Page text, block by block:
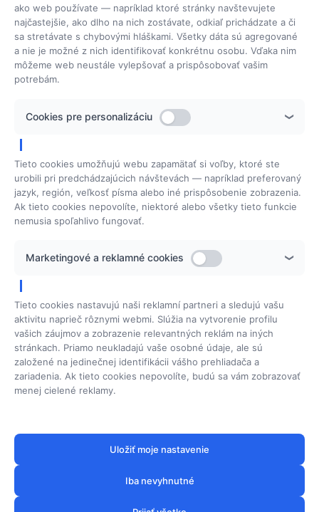
Referencie
Softvér
Servis
Cookies
Mgr. Jana Polanská
Sadová 29
IČO: 35 462 566
DIČ: 1043363123
​IČ DPH: SK1043363123
www.hydrafacial.sk
ako web používate — napríklad ktoré stránky navštevujete
najčastejšie, ako dlho na nich zostávate, odkiaľ prichádzate a či
sa stretávate s chybovými hláškami. Všetky dáta sú agregované
a nie je možné z nich identifikovať konkrétnu osobu. Vďaka nim
môžeme web neustále vylepšovať a prispôsobovať vašim
potrebám.
Cookies pre personalizáciu
Tieto cookies umožňujú webu zapamätať si voľby, ktoré ste
urobili pri predchádzajúcich návštevách — napríklad preferovaný
jazyk, región, veľkosť písma alebo iné prispôsobenie zobrazenia.
Ak tieto cookies nepovolíte, niektoré alebo všetky tieto funkcie
nemusia spoľahlivo fungovať.
Marketingové a reklamné cookies
Tieto cookies nastavujú naši reklamní partneri a sledujú vašu
aktivitu naprieč rôznymi webmi. Slúžia na vytvorenie profilu
vašich záujmov a zobrazenie relevantných reklám na iných
stránkach. Priamo neukladajú vaše osobné údaje, ale sú
založené na jedinečnej identifikácii vášho prehliadača a
zariadenia. Ak tieto cookies nepovolíte, budú sa vám zobrazovať
menej cielené reklamy.
Uložiť moje nastavenie
Iba nevyhnutné